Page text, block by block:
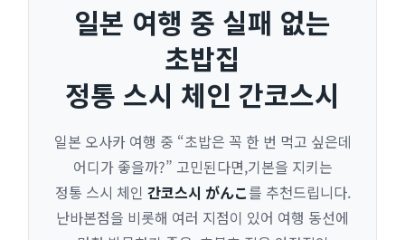
일본 여행 중 실패 없는
초밥집
정통 스시 체인 간코스시
일본 오사카 여행 중 “초밥은 꼭 한 번 먹고 싶은데
어디가 좋을까?” 고민된다면,기본을 지키는
정통 스시 체인 간코스시 がんこ를 추천드립니다.
난바본점을 비롯해 여러 지점이 있어 여행 동선에